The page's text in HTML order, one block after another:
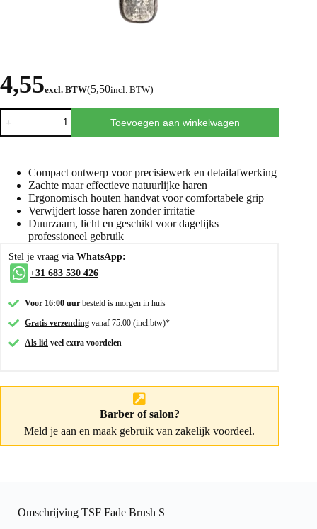
4,55excl. BTW(5,50incl. BTW)
Toevoegen aan winkelwagen
Compact ontwerp voor precisiewerk en detailafwerking
Zachte maar effectieve natuurlijke haren
Ergonomisch houten handvat voor comfortabele grip
Verwijdert losse haren zonder irritatie
Duurzaam, licht en geschikt voor dagelijks
professioneel gebruik
Stel je vraag via WhatsApp:
+31 683 530 426
Voor 16:00 uur besteld is morgen in huis
Gratis verzending vanaf 75.00 (incl.btw)*
Als lid veel extra voordelen
Barber of salon?
Meld je aan en maak gebruik van zakelijk voordeel.
Omschrijving TSF Fade Brush S